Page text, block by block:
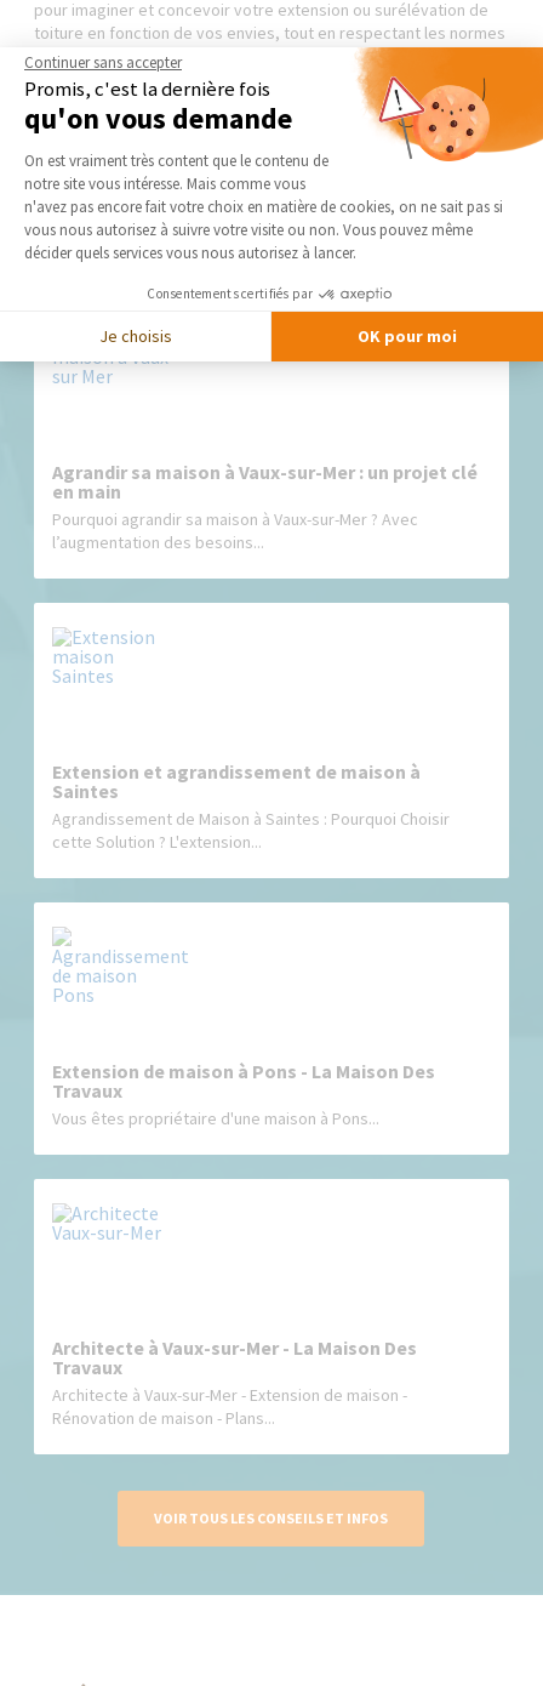
pour imaginer et concevoir votre extension ou surélévation de
toiture en fonction de vos envies, tout en respectant les normes
d'urbanisme et techniques. Cela vous permet de maximiser
l’espace et de garantir une intégration parfaite de votre
extension maison avec l'existant.
Nos derniers conseils et actus
Agrandir sa maison à Vaux-sur-Mer : un projet clé
en main
Pourquoi agrandir sa maison à Vaux-sur-Mer ? Avec
l’augmentation des besoins...
Extension et agrandissement de maison à
Saintes
Agrandissement de Maison à Saintes : Pourquoi Choisir
cette Solution ? L'extension...
Extension de maison à Pons - La Maison Des
Travaux
Vous êtes propriétaire d'une maison à Pons...
Architecte à Vaux-sur-Mer - La Maison Des
Travaux
Architecte à Vaux-sur-Mer - Extension de maison -
Rénovation de maison - Plans...
VOIR TOUS LES CONSEILS ET INFOS
Continuer sans accepter
Promis, c'est la dernière fois
qu'on vous demande
Plateforme de Gestion du
On est vraiment très content que le contenu de
notre site vous intéresse. Mais comme vous
n'avez pas encore fait votre choix en matière de cookies, on ne sait pas si
vous nous autorisez à suivre votre visite ou non. Vous pouvez même
décider quels services vous nous autorisez à lancer.
Consentements certifiés par
Je choisis OK pour moi
Axeptio consent